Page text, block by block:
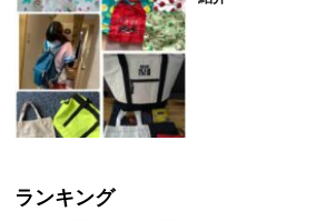
ランキング